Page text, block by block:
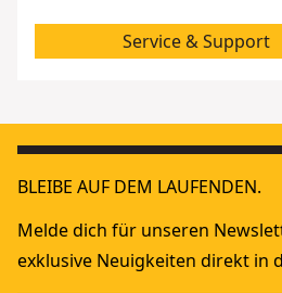
Service & Support
BLEIBE AUF DEM LAUFENDEN.
Melde dich für unseren
exklusive Neuigkeiten direkt in